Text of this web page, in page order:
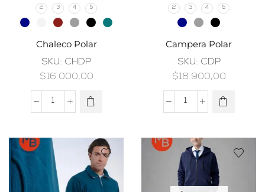
2 3 4 5
Chaleco Polar
SKU: CHDP
$16.000,00
2 3 4 5
Campera Polar
SKU: CDP
$18.900,00